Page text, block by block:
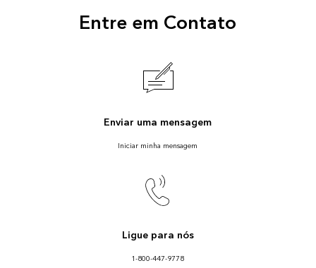
Entre em Contato
Enviar uma mensagem
Iniciar minha mensagem
Ligue para nós
1-800-447-9778